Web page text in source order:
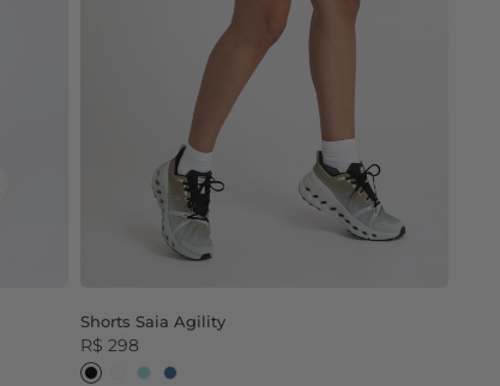
Shorts Saia Agility
R$ 298
PretoBranco
Vd AquaAzul